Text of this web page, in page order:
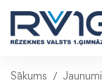
Sākums Jaunumi